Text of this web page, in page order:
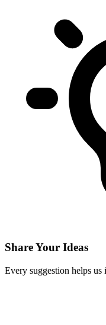
Share Your Ideas
Every suggestion helps us